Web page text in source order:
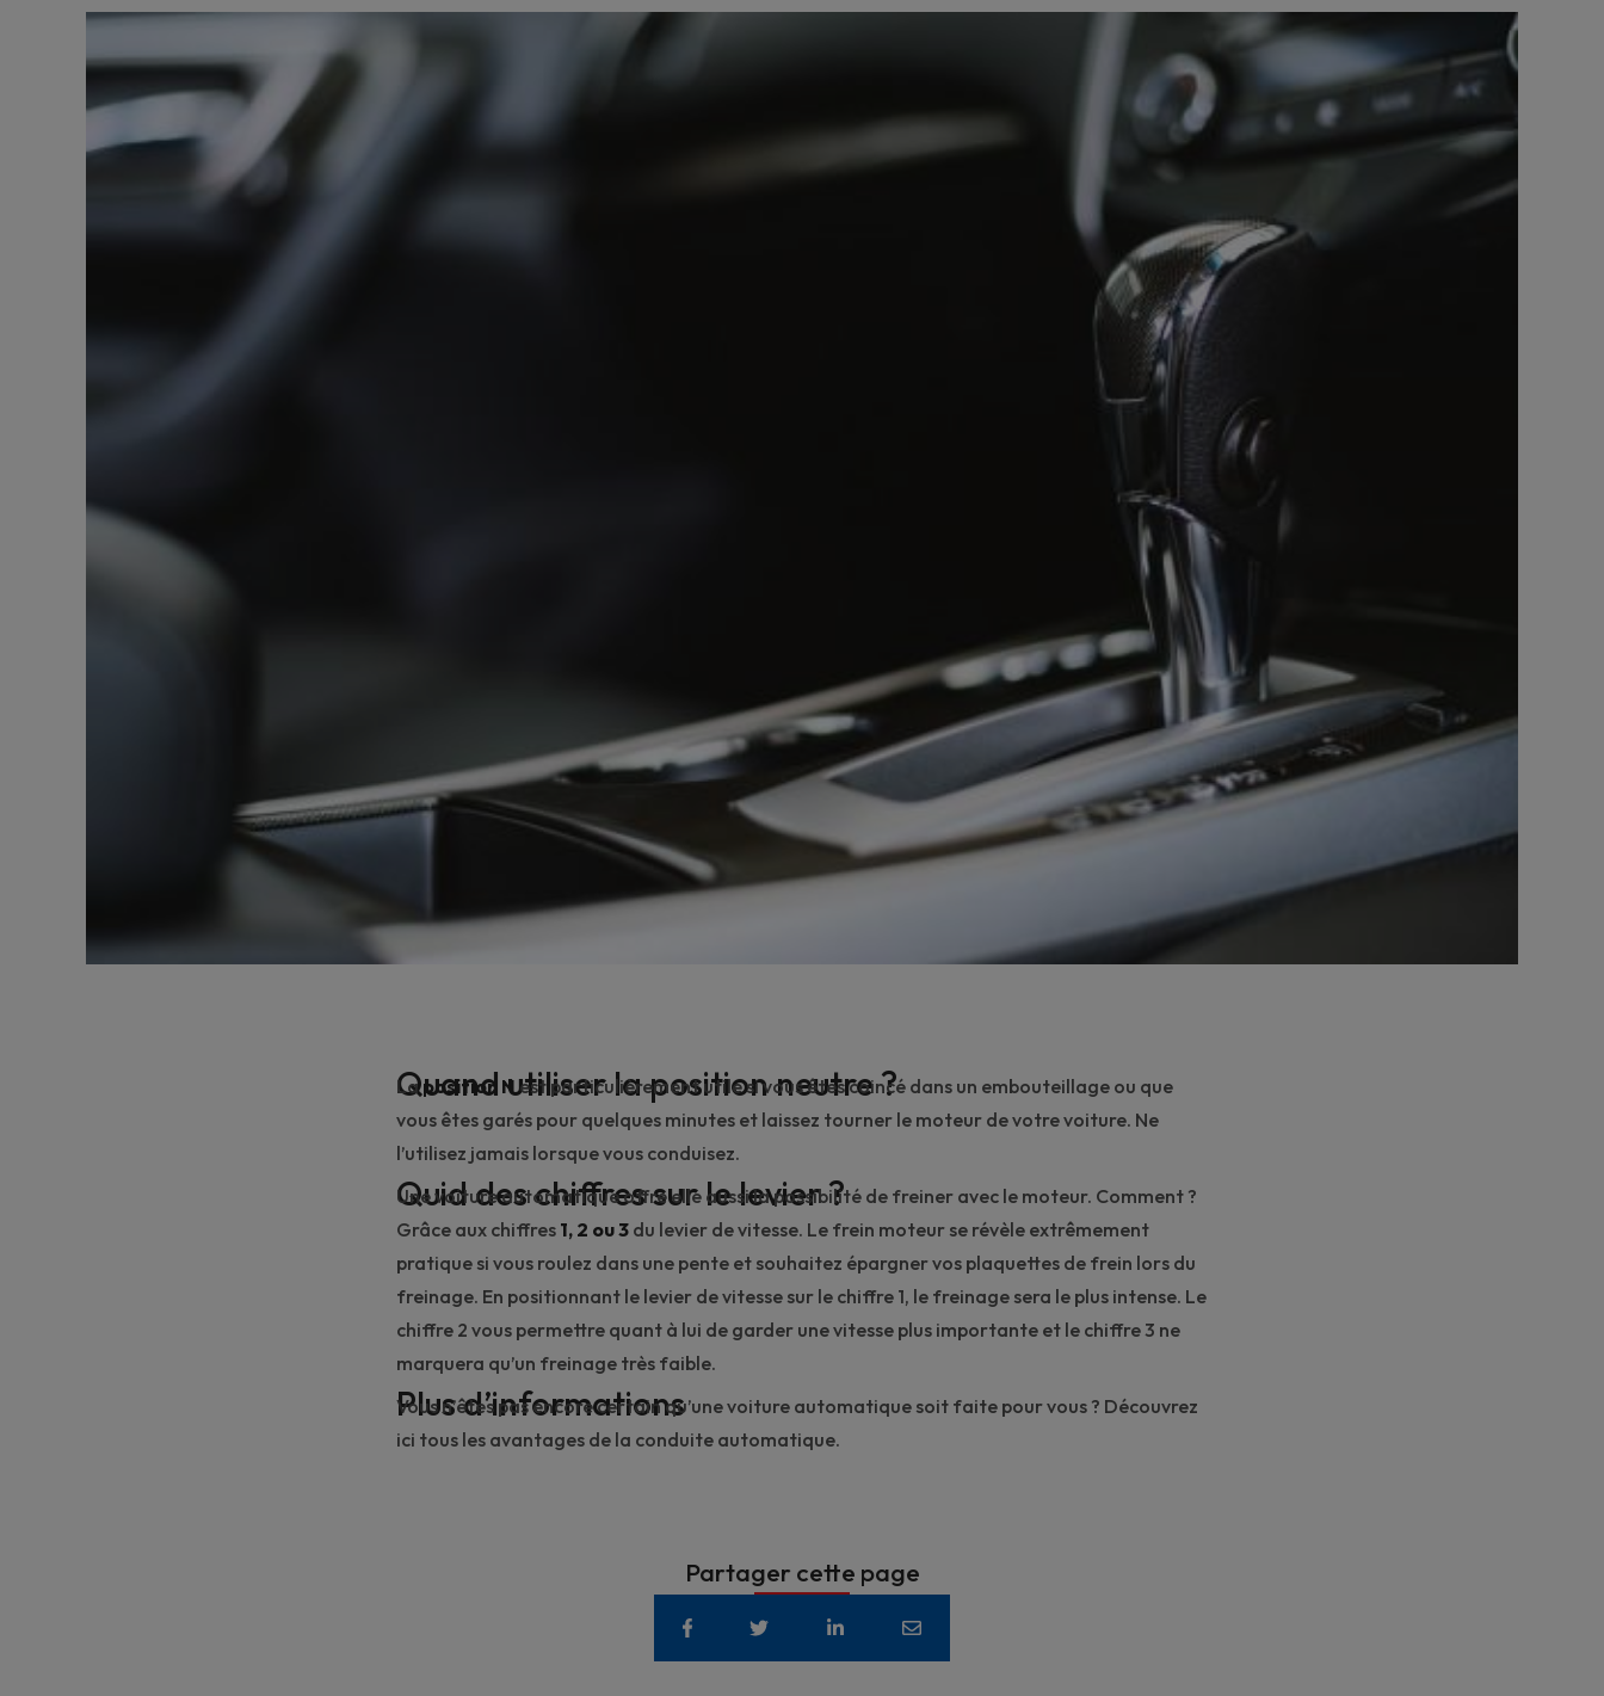
Quand utiliser la position neutre ?
Laposition Nest particulièrement utile si vous êtes coincé dans un embouteillage ou que
vous êtes garés pour quelques minutes et laissez tourner le moteur de votre voiture. Ne
l’utilisez jamais lorsque vous conduisez.
Quid des chiffres sur le levier ?
Une voiture automatique offre elle aussi la possibilité de freiner avec le moteur. Comment ?
Grâce aux chiffres 1, 2 ou 3 du levier de vitesse. Le frein moteur se révèle extrêmement
pratique si vous roulez dans une pente et souhaitez épargner vos plaquettes de frein lors du
freinage. En positionnant le levier de vitesse sur le chiffre 1, le freinage sera le plus intense. Le
chiffre 2 vous permettre quant à lui de garder une vitesse plus importante et le chiffre 3 ne
marquera qu’un freinage très faible.
Plus d’informations
Vous n’êtes pas encore certain qu’une voiture automatique soit faite pour vous ? Découvrez
ici tous les avantages de la conduite automatique.
Partager cette page